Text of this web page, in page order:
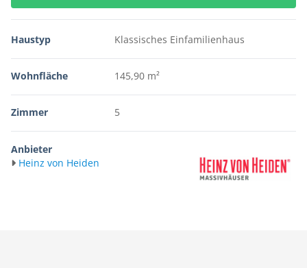
Haustyp Klassisches Einfamilienhaus
Wohnfläche 145,90 m²
Zimmer 5
Anbieter
Heinz von Heiden